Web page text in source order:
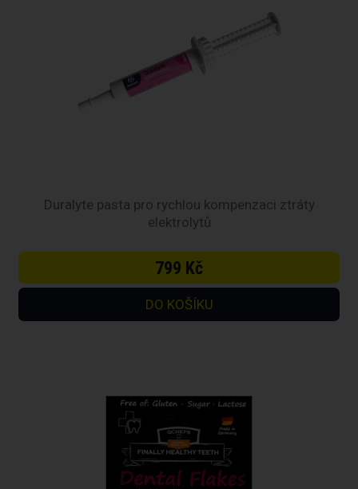
Duralyte pasta pro rychlou kompenzaci ztráty
elektrolytů
799 Kč